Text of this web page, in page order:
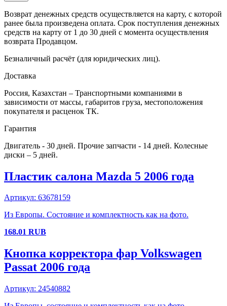
Возврат денежных средств осуществляется на карту, с которой
ранее была произведена оплата. Срок поступления денежных
средств на карту от 1 до 30 дней с момента осуществления
возврата Продавцом.
Безналичный расчёт (для юридических лиц).
Доставка
Россия, Казахстан – Транспортными компаниями в
зависимости от массы, габаритов груза, местоположения
покупателя и расценок ТК.
Гарантия
Двигатель - 30 дней. Прочие запчасти - 14 дней. Колесные
диски – 5 дней.
Пластик салона Mazda 5 2006 года
Артикул: 63678159
Из Европы. Состояние и комплектность как на фото.
168.01 RUB
Кнопка корректора фар Volkswagen
Passat 2006 года
Артикул: 24540882